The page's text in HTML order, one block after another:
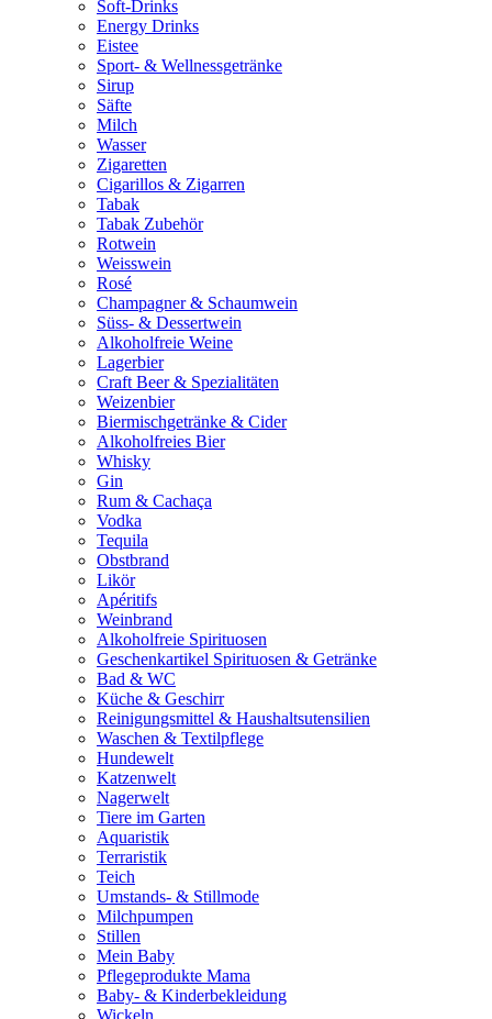
Soft-Drinks
Energy Drinks
Eistee
Sport- & Wellnessgetränke
Sirup
Säfte
Milch
Wasser
Zigaretten
Cigarillos & Zigarren
Tabak
Tabak Zubehör
Rotwein
Weisswein
Rosé
Champagner & Schaumwein
Süss- & Dessertwein
Alkoholfreie Weine
Lagerbier
Craft Beer & Spezialitäten
Weizenbier
Biermischgetränke & Cider
Alkoholfreies Bier
Whisky
Gin
Rum & Cachaça
Vodka
Tequila
Obstbrand
Likör
Apéritifs
Weinbrand
Alkoholfreie Spirituosen
Geschenkartikel Spirituosen & Getränke
Bad & WC
Küche & Geschirr
Reinigungsmittel & Haushaltsutensilien
Waschen & Textilpflege
Hundewelt
Katzenwelt
Nagerwelt
Tiere im Garten
Aquaristik
Terraristik
Teich
Umstands- & Stillmode
Milchpumpen
Stillen
Mein Baby
Pflegeprodukte Mama
Baby- & Kinderbekleidung
Wickeln